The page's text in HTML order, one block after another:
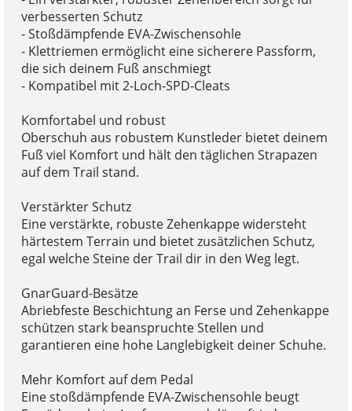
verbesserten Schutz
- Stoßdämpfende EVA-Zwischensohle
- Klettriemen ermöglicht eine sicherere Passform,
die sich deinem Fuß anschmiegt
- Kompatibel mit 2-Loch-SPD-Cleats
Komfortabel und robust
Oberschuh aus robustem Kunstleder bietet deinem
Fuß viel Komfort und hält den täglichen Strapazen
auf dem Trail stand.
Verstärkter Schutz
Eine verstärkte, robuste Zehenkappe widersteht
härtestem Terrain und bietet zusätzlichen Schutz,
egal welche Steine der Trail dir in den Weg legt.
GnarGuard-Besätze
Abriebfeste Beschichtung an Ferse und Zehenkappe
schützen stark beanspruchte Stellen und
garantieren eine hohe Langlebigkeit deiner Schuhe.
Mehr Komfort auf dem Pedal
Eine stoßdämpfende EVA-Zwischensohle beugt